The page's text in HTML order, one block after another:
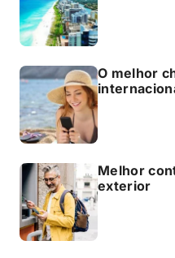
O melhor
Melhor
exterior